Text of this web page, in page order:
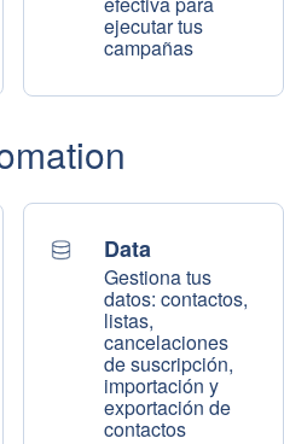
ejecutar tus
campañas
Data
Gestiona tus
datos: contactos,
listas,
cancelaciones
de suscripción,
importación y
exportación de
contactos